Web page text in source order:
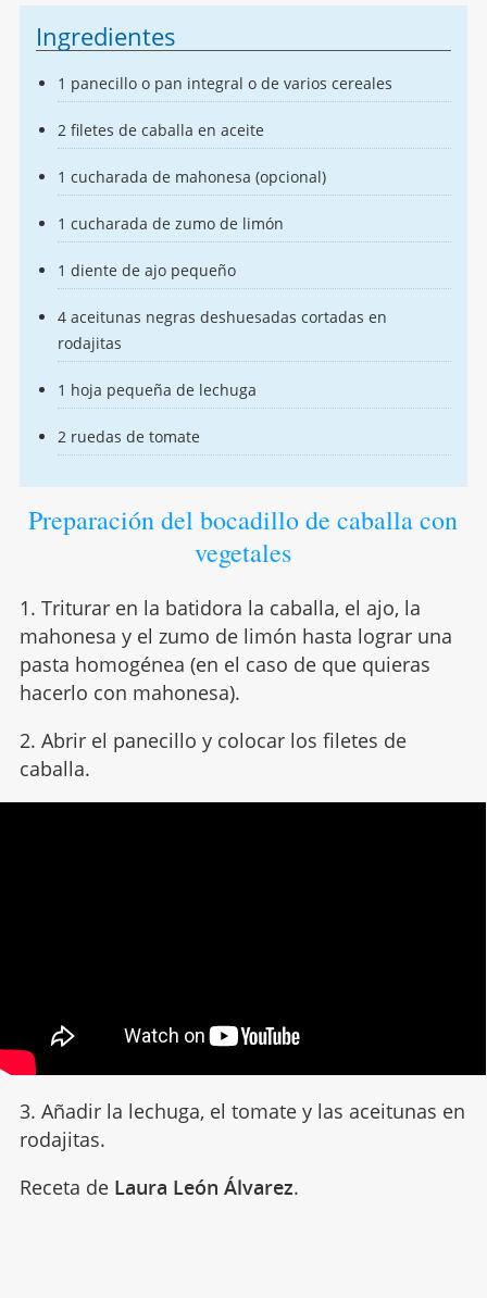
Ingredientes
1 panecillo o pan integral o de varios cereales
2 filetes de caballa en aceite
1 cucharada de mahonesa (opcional)
1 cucharada de zumo de limón
1 diente de ajo pequeño
4 aceitunas negras deshuesadas cortadas en
rodajitas
1 hoja pequeña de lechuga
2 ruedas de tomate
Preparación del bocadillo de caballa con
vegetales
1. Triturar en la batidora la caballa, el ajo, la
mahonesa y el zumo de limón hasta lograr una
pasta homogénea (en el caso de que quieras
hacerlo con mahonesa).
2. Abrir el panecillo y colocar los filetes de
caballa.
3. Añadir la lechuga, el tomate y las aceitunas en
rodajitas.
Receta de Laura León Álvarez.